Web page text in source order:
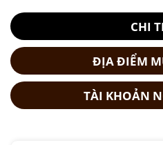
CHI
ĐỊA ĐIỂM
TÀI KHOẢN